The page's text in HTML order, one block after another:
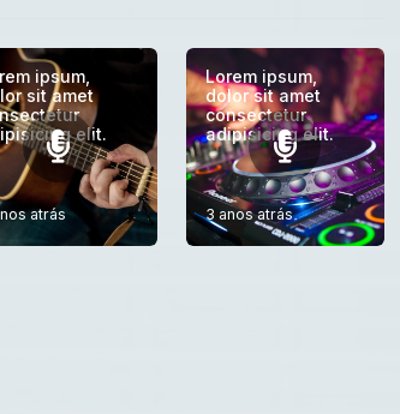
ipsum,
sit amet
elit.
atrás
Lorem ipsum,
dolor sit amet
consectetur
adipisicing elit.
3 anos atrás